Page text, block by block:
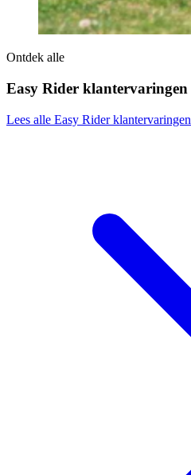
Ontdek alle
Easy Rider klantervaringen
Lees alle Easy Rider klantervaringen